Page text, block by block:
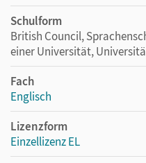
Schulform
British Council,
einer Universität,
Fach
Englisch
Lizenzform
Einzellizenz EL